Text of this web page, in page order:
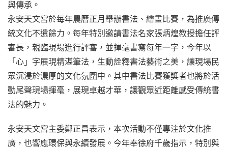
與傳承。
永安天文宮於每年農曆正月舉辦書法、繪畫比賽，為推廣傳
統文化不遺餘力。每年特別邀請書法名家張炳煌教授擔任評
審長，親臨現場進行評審，並揮毫書寫每年一字，今年以
「心」字展現精湛筆法，生動詮釋書法藝術之美，讓現場民
眾沉浸於濃厚的文化氛圍中。其中書法比賽獲獎者也將於活
動尾聲現場揮毫，展現卓越才華，讓觀眾近距離感受傳統書
法的魅力。
永安天文宮主委鄭正昌表示，本次活動不僅專注於文化推
廣，也響應環保與永續發展。今年奉徐府千歲指示，特別與